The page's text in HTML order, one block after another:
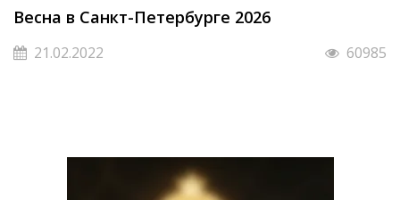
Весна в Санкт-Петербурге 2026
21.02.2022 60985